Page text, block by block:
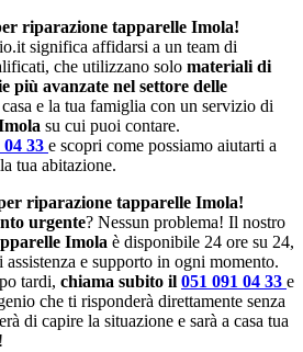
riparazione tapparelle Imola!
significa affidarsi a un team di
che utilizzano solo materiali di
più avanzate nel settore delle
e la tua famiglia con un servizio di
su cui puoi contare.
04 33 e scopri come possiamo aiutarti a
tua abitazione.
riparazione tapparelle Imola!
urgente? Nessun problema! Il nostro
Imola è disponibile 24 ore su 24,
e supporto in ogni momento.
tardi, chiama subito il 051 091 04 33 e
che ti risponderà direttamente senza
di capire la situazione e sarà a casa tua